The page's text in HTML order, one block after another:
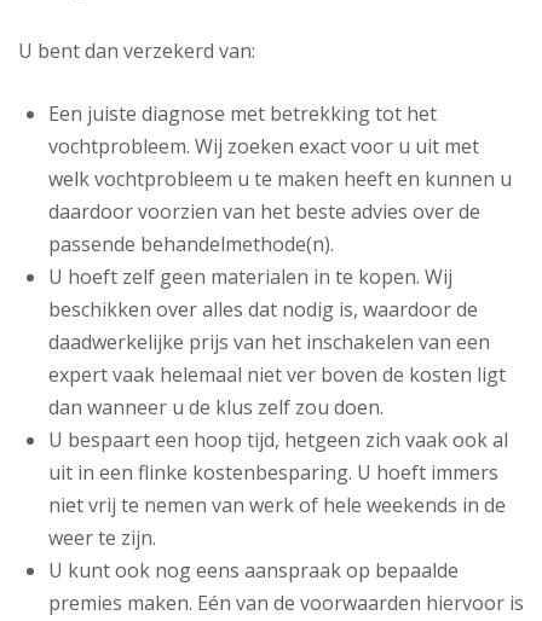
U bent dan verzekerd van:
Een juiste diagnose met betrekking tot het
vochtprobleem. Wij zoeken exact voor u uit met
welk vochtprobleem u te maken heeft en kunnen u
daardoor voorzien van het beste advies over de
passende behandelmethode(n).
U hoeft zelf geen materialen in te kopen. Wij
beschikken over alles dat nodig is, waardoor de
daadwerkelijke prijs van het inschakelen van een
expert vaak helemaal niet ver boven de kosten ligt
dan wanneer u de klus zelf zou doen.
U bespaart een hoop tijd, hetgeen zich vaak ook al
uit in een flinke kostenbesparing. U hoeft immers
niet vrij te nemen van werk of hele weekends in de
weer te zijn.
U kunt ook nog eens aanspraak op bepaalde
premies maken. Eén van de voorwaarden hiervoor is